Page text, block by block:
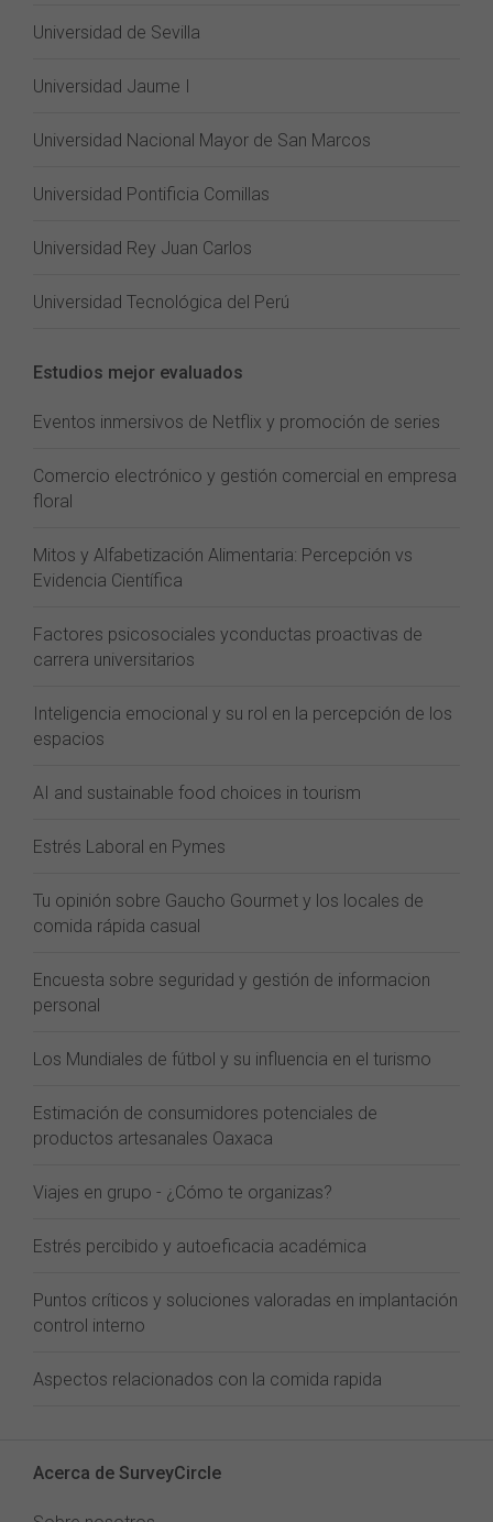
Universidad de Sevilla
Universidad Jaume I
Universidad Nacional Mayor de San Marcos
Universidad Pontificia Comillas
Universidad Rey Juan Carlos
Universidad Tecnológica del Perú
Estudios mejor evaluados
Eventos inmersivos de Netflix y promoción de series
Comercio electrónico y gestión comercial en empresa
floral
Mitos y Alfabetización Alimentaria: Percepción vs
Evidencia Científica
Factores psicosociales yconductas proactivas de
carrera universitarios
Inteligencia emocional y su rol en la percepción de los
espacios
AI and sustainable food choices in tourism
Estrés Laboral en Pymes
Tu opinión sobre Gaucho Gourmet y los locales de
comida rápida casual
Encuesta sobre seguridad y gestión de informacion
personal
Los Mundiales de fútbol y su influencia en el turismo
Estimación de consumidores potenciales de
productos artesanales Oaxaca
Viajes en grupo - ¿Cómo te organizas?
Estrés percibido y autoeficacia académica
Puntos críticos y soluciones valoradas en implantación
control interno
Aspectos relacionados con la comida rapida
Acerca de SurveyCircle